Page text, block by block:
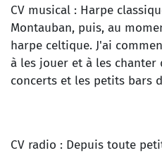
CV musical : Harpe
Montauban, puis, au
harpe celtique. J'ai
à les jouer et à les chanter
concerts et les petits bars
CV radio : Depuis toute